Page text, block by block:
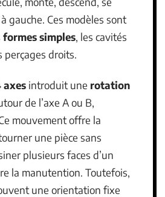
gauche. Ces modèles sont
formes simples, les cavités
perçages droits.
axes introduit une rotation
de l’axe A ou B,
mouvement offre la
une pièce sans
plusieurs faces d’un
la manutention. Toutefois,
une orientation fixe